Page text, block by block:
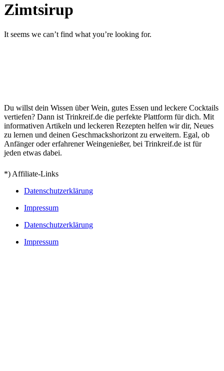
Zimtsirup
It seems we can’t find what you’re looking for.
Du willst dein Wissen über Wein, gutes Essen und leckere Cocktails
vertiefen? Dann ist Trinkreif.de die perfekte Plattform für dich. Mit
informativen Artikeln und leckeren Rezepten helfen wir dir, Neues
zu lernen und deinen Geschmackshorizont zu erweitern. Egal, ob
Anfänger oder erfahrener Weingenießer, bei Trinkreif.de ist für
jeden etwas dabei.
*) Affiliate-Links
Datenschutzerklärung
Impressum
Datenschutzerklärung
Impressum